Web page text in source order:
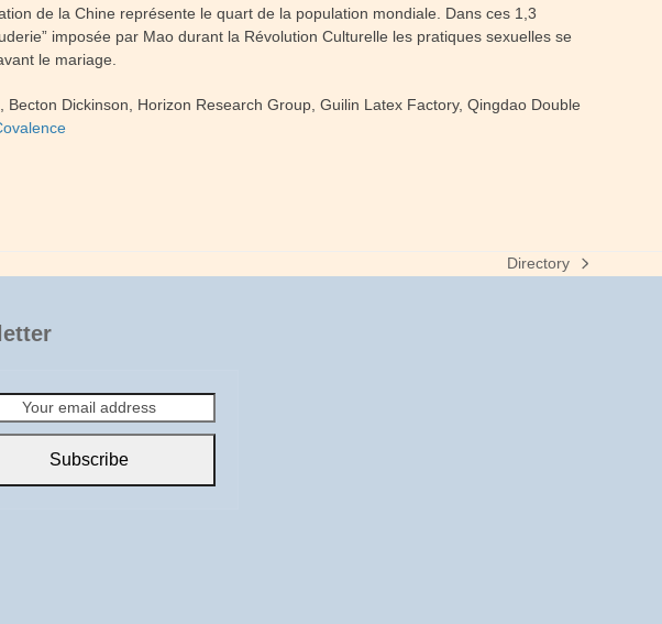
de la Chine représente le quart de la population mondiale. Dans ces 1,3
imposée par Mao durant la Révolution Culturelle les pratiques sexuelles se
le mariage.
, Becton Dickinson, Horizon Research Group, Guilin Latex Factory, Qingdao Double
next
Directory
Subscribe